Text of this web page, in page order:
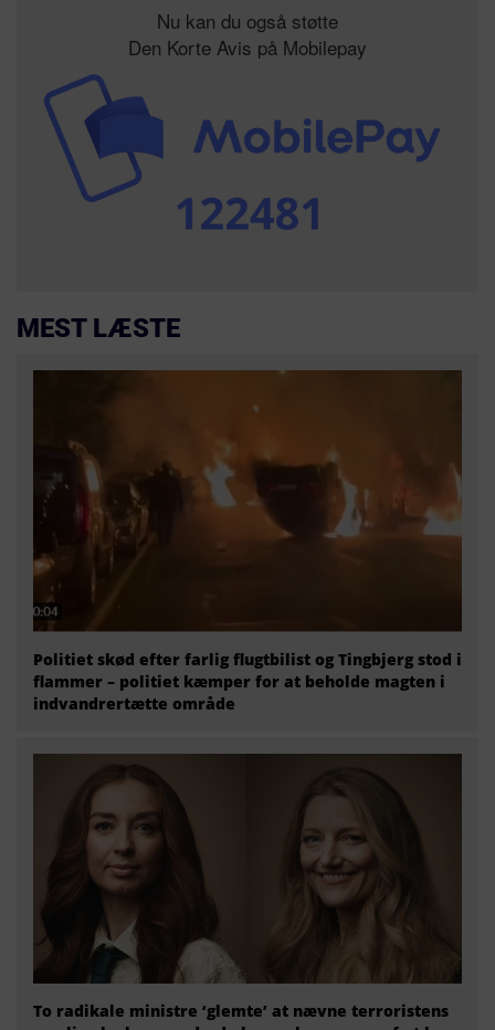
Nu kan du også støtte
Den Korte Avis på Mobilepay
MEST LÆSTE
Politiet skød efter farlig flugtbilist og Tingbjerg stod i
flammer – politiet kæmper for at beholde magten i
indvandrertætte område
To radikale ministre ‘glemte’ at nævne terroristens